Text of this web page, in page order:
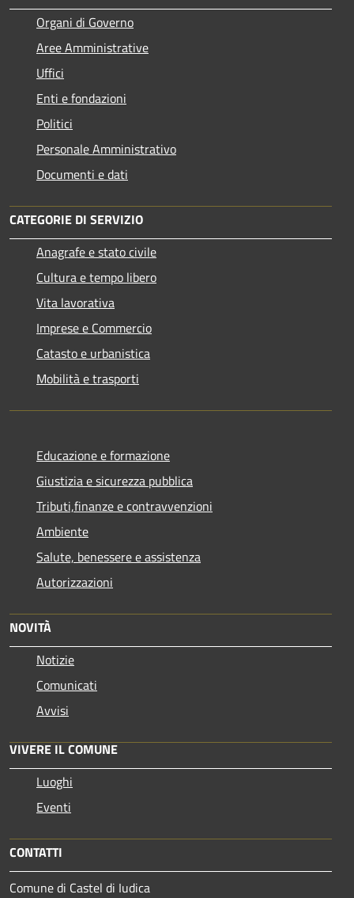
Organi di Governo
Aree Amministrative
Uffici
Enti e fondazioni
Politici
Personale Amministrativo
Documenti e dati
CATEGORIE DI SERVIZIO
Anagrafe e stato civile
Cultura e tempo libero
Vita lavorativa
Imprese e Commercio
Catasto e urbanistica
Mobilità e trasporti
Educazione e formazione
Giustizia e sicurezza pubblica
Tributi,finanze e contravvenzioni
Ambiente
Salute, benessere e assistenza
Autorizzazioni
NOVITÀ
Notizie
Comunicati
Avvisi
VIVERE IL COMUNE
Luoghi
Eventi
CONTATTI
Comune di Castel di Iudica